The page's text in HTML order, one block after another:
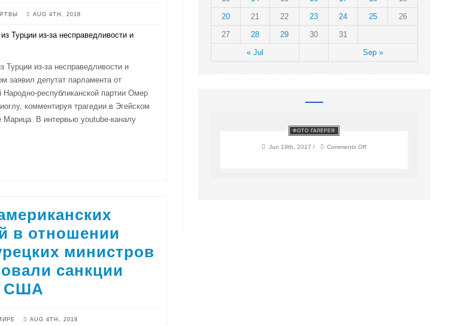
AUG 4TH, 2018
Турции из-за несправедливости и
заявил депутат парламента от
Народно-республиканской партии Омер
комментируя трагедии в Эгейском
Марица. В интервью youtube-каналу
в отношении
министров
санкции
США
AUG 4TH, 2018
« Jul Sep »
20
21 22 23 24 25
26
27
28 29 30 31
ФОТО ГАЛЕРЕЯ
Jun 19th, 2017 / Comments Off